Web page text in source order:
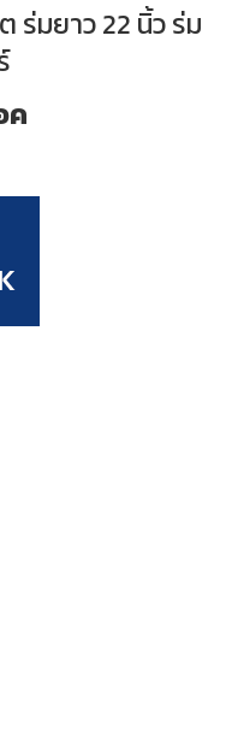
ร่มยาว 22 นิ้ว ร่ม
ค